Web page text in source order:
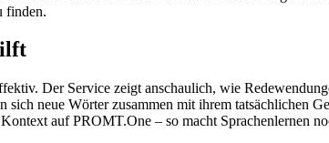
finden.
Der Service zeigt anschaulich, wie
neue Wörter zusammen mit ihrem tatsächlichen
auf PROMT.One – so macht Sprachenlernen